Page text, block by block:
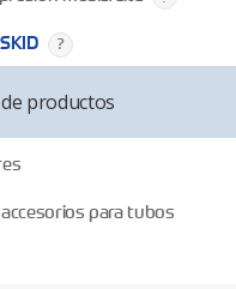
productos
para tubos